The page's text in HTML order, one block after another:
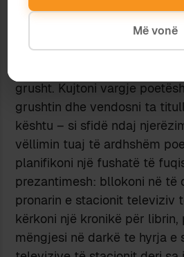
Xhevahir Spahiut; i
shishen e ujit; i flakur brenda
mediokritetesh; por,
grusht. Kujtoni vargje
grushtin dhe vendosni ta
kështu – si sfidë ndaj
vëllimin tuaj të ardhshëm
planifikoni një fushatë të
prezantimesh: bllokoni në të
pronarin e stacionit televiziv
kërkoni një kronikë për
mëngjesi në darkë te hyrja e
Më vonë